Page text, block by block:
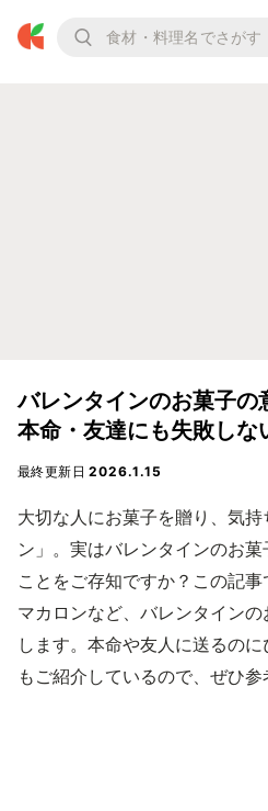
バレンタインのお菓子の
本命・友達にも失敗しな
最終更新日2026.1.15
大切な人にお菓子を贈り、気
ン」。実はバレンタインのお
ことをご存知ですか？この記事
マカロンなど、バレンタイン
します。本命や友人に送るの
もご紹介しているので、ぜひ参